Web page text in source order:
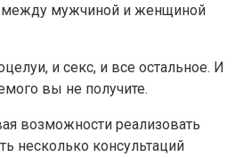
между мужчиной и женщиной
и секс, и все остальное. И
вы не получите.
возможности реализовать
несколько консультаций